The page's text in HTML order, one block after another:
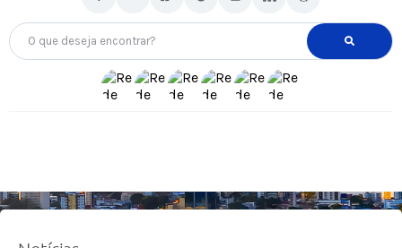
O que deseja encontrar?